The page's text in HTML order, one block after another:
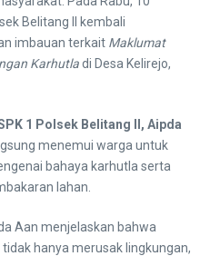
Belitang II kembali
imbauan terkait Maklumat
Karhutladi Desa Kelirejo,
1 Polsek Belitang II, Aipda
menemui warga untuk
bahaya karhutla serta
lahan.
Aan menjelaskan bahwa
hanya merusak lingkungan,